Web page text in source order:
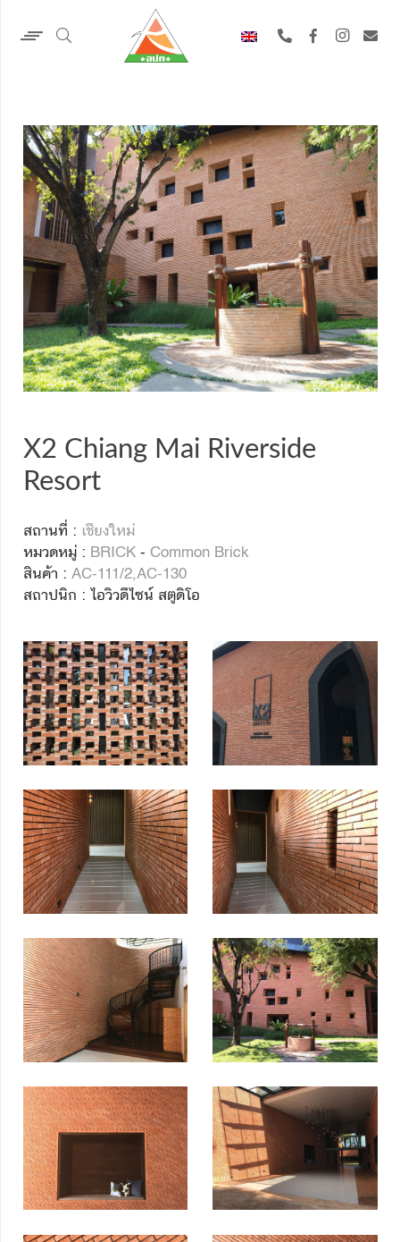
X2 Chiang Mai Riverside
Resort
สถานที่ : เชียงใหม่
หมวดหมู่ : BRICK- Common Brick
สินค้า : AC-111/2,AC-130
สถาปนิก : ไอวิวดีไซน์ สตูดิโอ